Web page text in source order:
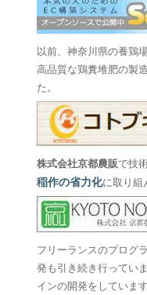
以前、神奈川県の養鶏
高品質な鶏糞堆肥の製
た。
株式会社京都農販で技
稲作の省力化に取り組
フリーランスのプログ
発も引き続き行ってい
インの開発をしています